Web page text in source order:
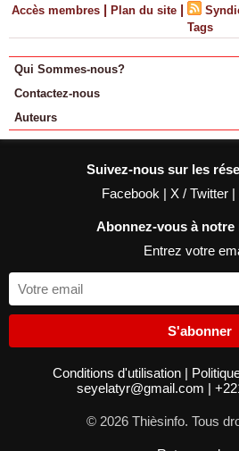
Accès membres | Plan du site |
Tags
Qui Sommes-nous?
Contactez-nous
Auteurs
Suivez-nous sur les
Facebook | X / Twitter |
Abonnez-vous à notre
Entrez votre
S'abonner
Conditions d'utilisation |
seyelatyr@gmail.com |
© 2026 Thièsinfo. Tous